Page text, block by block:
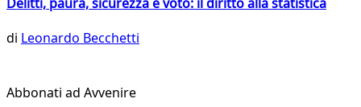
di Leonardo Becchetti
Abbonati ad Avvenire